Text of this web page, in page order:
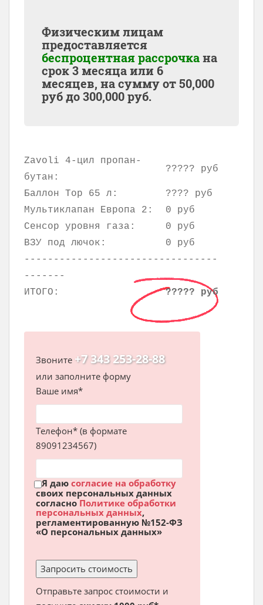
Физическим лицам
предоставляется
беспроцентная рассрочкана
срок 3 месяца или 6
месяцев, на сумму от50,000
руб до300,000руб.
Zavoli 4-цил пропан-
бутан:
????? руб
Баллон Тор 65 л:
???? руб
Мультиклапан Европа 2:
0 руб
Сенсор уровня газа:
0 руб
ВЗУ под лючок:
0 руб
---------------------------------
-------
ИТОГО:
????? руб
Звоните +7 343 253-28-88
или заполните форму
Ваше имя*
Телефон* (в формате
89091234567)
Я даю согласие на обработку
своих персональных данных
согласно Политике обработки
персональных данных,
регламентированную №152-ФЗ
«О персональных данных»
Отправьте запрос стоимости и